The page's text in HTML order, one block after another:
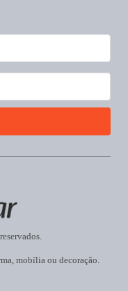
mobília ou decoração.